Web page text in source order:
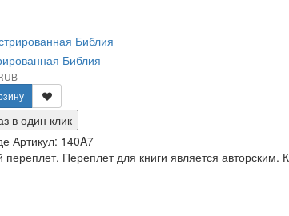
Библия
в один клик
Артикул: 140A7
переплет. Переплет для книги является